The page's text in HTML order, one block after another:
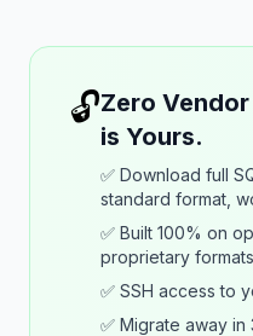
🔓Zero
is Yours.
✅ Download full
standard format,
✅ Built 100% on
proprietary formats
✅ SSH access to
✅ Migrate away